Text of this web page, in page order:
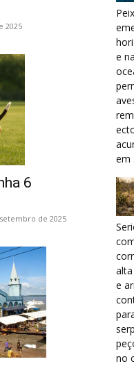
2025
6
de 2025
e
em
e
no